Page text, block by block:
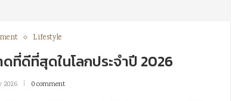
Lifestyle
ดที่ดีที่สุดในโลกประจำปี 2026
2026 0 comment